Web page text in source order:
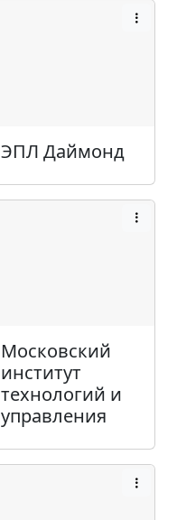
ЭПЛ Даймонд
Московский
институт
технологий и
управления